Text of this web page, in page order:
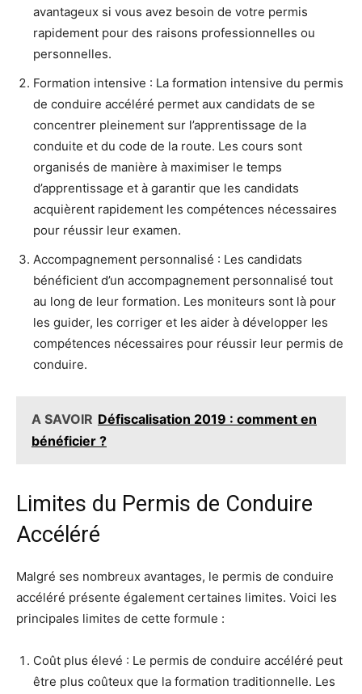
avantageux si vous avez besoin de votre permis
rapidement pour des raisons professionnelles ou
personnelles.
Formation intensive : La formation intensive du permis
de conduire accéléré permet aux candidats de se
concentrer pleinement sur l’apprentissage de la
conduite et du code de la route. Les cours sont
organisés de manière à maximiser le temps
d’apprentissage et à garantir que les candidats
acquièrent rapidement les compétences nécessaires
pour réussir leur examen.
Accompagnement personnalisé : Les candidats
bénéficient d’un accompagnement personnalisé tout
au long de leur formation. Les moniteurs sont là pour
les guider, les corriger et les aider à développer les
compétences nécessaires pour réussir leur permis de
conduire.
A SAVOIR Défiscalisation 2019 : comment en
bénéficier ?
Limites du Permis de Conduire
Accéléré
Malgré ses nombreux avantages, le permis de conduire
accéléré présente également certaines limites. Voici les
principales limites de cette formule :
Coût plus élevé : Le permis de conduire accéléré peut
être plus coûteux que la formation traditionnelle. Les